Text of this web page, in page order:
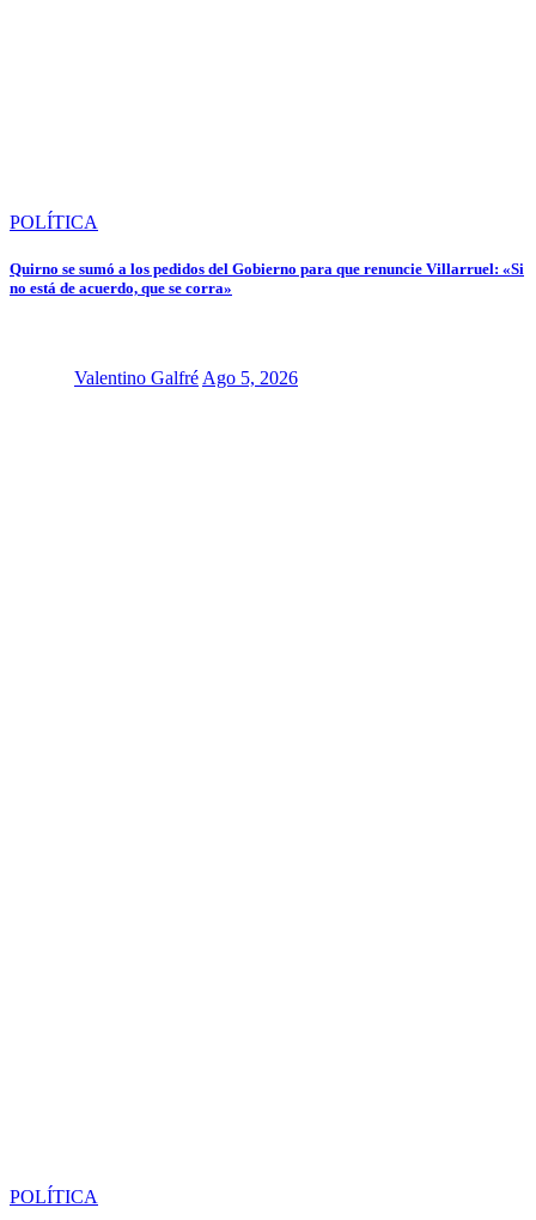
POLÍTICA
Quirno se sumó a los pedidos del Gobierno para que renuncie Villarruel: «Si
no está de acuerdo, que se corra»
Valentino GalfréAgo 5, 2026
POLÍTICA